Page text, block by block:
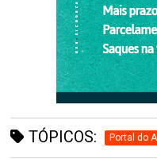
TÓPICOS: Portal do